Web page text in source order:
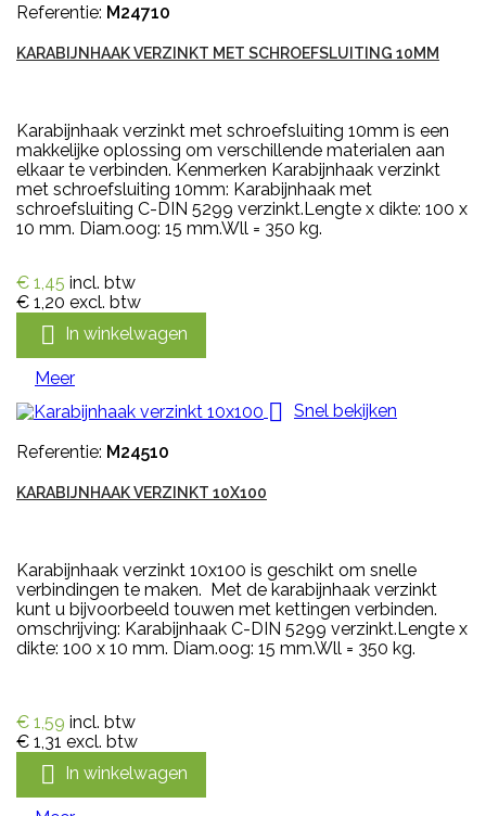
Referentie: M24710
KARABIJNHAAK VERZINKT MET SCHROEFSLUITING 10MM
Karabijnhaak verzinkt met schroefsluiting 10mm is een
makkelijke oplossing om verschillende materialen aan
elkaar te verbinden. Kenmerken Karabijnhaak verzinkt
met schroefsluiting 10mm: Karabijnhaak met
schroefsluiting C-DIN 5299 verzinkt.Lengte x dikte: 100 x
10 mm. Diam.oog: 15 mm.Wll = 350 kg.
€ 1,45 incl. btw
€ 1,20 excl. btw
 In winkelwagen
Meer
 Snel bekijken
Referentie: M24510
KARABIJNHAAK VERZINKT 10X100
Karabijnhaak verzinkt 10x100 is geschikt om snelle
verbindingen te maken. Met de karabijnhaak verzinkt
kunt u bijvoorbeeld touwen met kettingen verbinden.
omschrijving: Karabijnhaak C-DIN 5299 verzinkt.Lengte x
dikte: 100 x 10 mm. Diam.oog: 15 mm.Wll = 350 kg.
€ 1,59 incl. btw
€ 1,31 excl. btw
 In winkelwagen